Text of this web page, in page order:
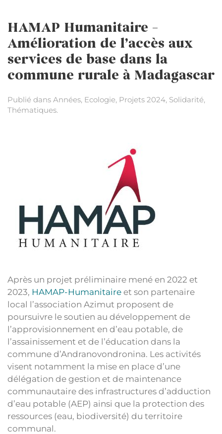
HAMAP Humanitaire –
Amélioration de l’accès aux
services de base dans la
commune rurale à Madagascar
Publié dans Années, Ecologie, Projets 2024, Solidarité,
Thématiques.
Après un projet préliminaire mené en 2022 et
2023, HAMAP-Humanitaire et son partenaire
local l’association Azimut proposent de
poursuivre le soutien au développement de
l’approvisionnement en d’eau potable, de
l’assainissement et de l’éducation dans la
commune d’Andranovondronina. Les activités
visent notamment la mise en place d’une
délégation de gestion et de maintenance
communautaire des infrastructures d’adduction
d’eau potable (AEP) ainsi que la protection des
ressources (eau, biodiversité) du territoire
communal.